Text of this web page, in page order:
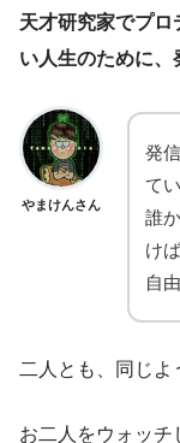
天才研究家でプ
い人生のために、
やまけんさん
発
てい
誰
け
自
二人とも、同じよ
お二人をウォッ